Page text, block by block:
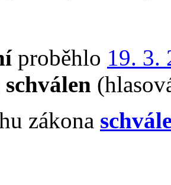
proběhlo 19. 3.
schválen
zákona